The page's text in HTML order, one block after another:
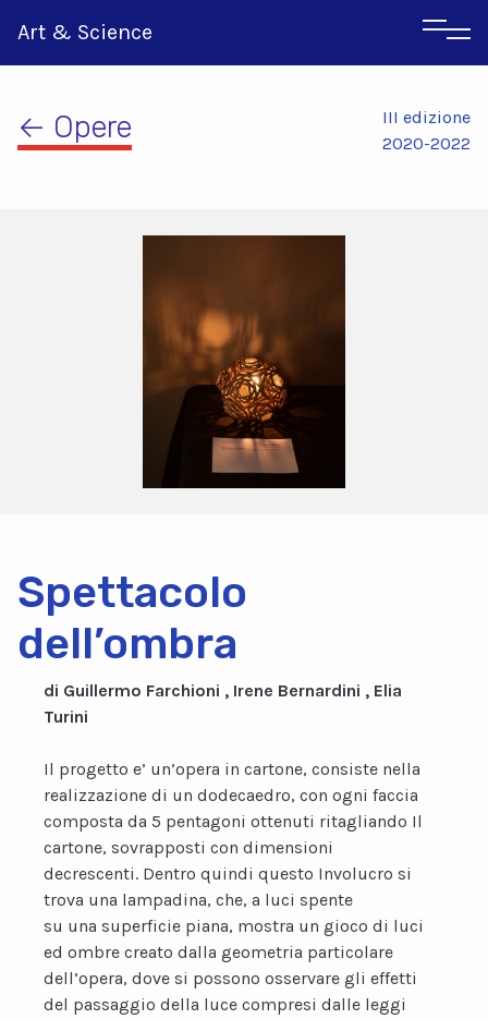
Art & Science
← Opere
III edizione
2020-2022
Spettacolo
dell’ombra
di Guillermo Farchioni , Irene Bernardini , Elia
Turini
Il progetto e’ un’opera in cartone, consiste nella
realizzazione di un dodecaedro, con ogni faccia
composta da 5 pentagoni ottenuti ritagliando Il
cartone, sovrapposti con dimensioni
decrescenti. Dentro quindi questo Involucro si
trova una lampadina, che, a luci spente
su una superficie piana, mostra un gioco di luci
ed ombre creato dalla geometria particolare
dell’opera, dove si possono osservare gli effetti
del passaggio della luce compresi dalle leggi